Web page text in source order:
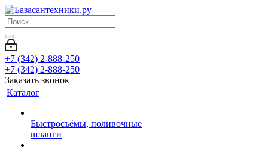
+7 (342) 2-888-250
+7 (342) 2-888-250
Заказать звонок
Каталог
Быстросъёмы, поливочные
шланги